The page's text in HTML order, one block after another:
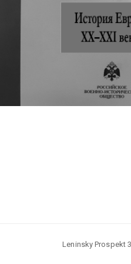
Leninsky Prospekt